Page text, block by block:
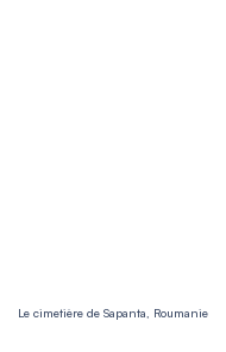
Le cimetière de Sapanta, Roumanie